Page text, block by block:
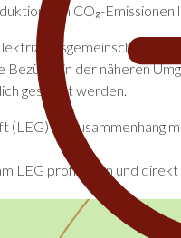
von CO₂-Emissionen
in der näheren
gestärkt werden.
im Zusammenhang
LEG profitieren und